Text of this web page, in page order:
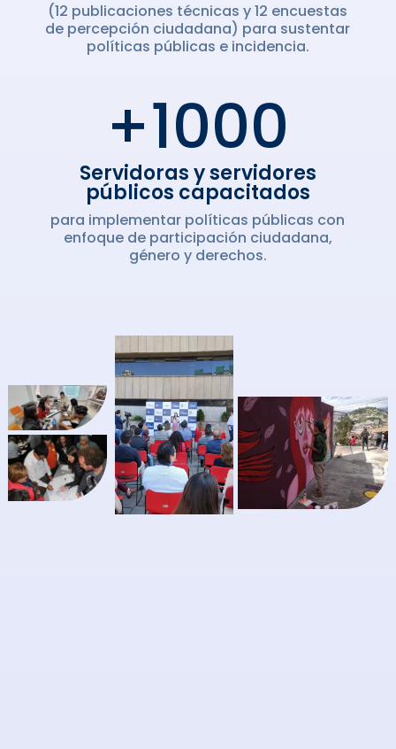
(12 publicaciones técnicas y 12 encuestas
de percepción ciudadana) para sustentar
políticas públicas e incidencia.
+1000
Servidoras y servidores
públicos capacitados
para implementar políticas públicas con
enfoque de participación ciudadana,
género y derechos.